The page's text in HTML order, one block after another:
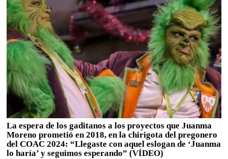
La espera de los gaditanos a los proyectos que Juanma
Moreno prometió en 2018, en la chirigota del pregonero
del COAC 2024: “Llegaste con aquel eslogan de ‘Juanma
lo haría’ y seguimos esperando” (VÍDEO)